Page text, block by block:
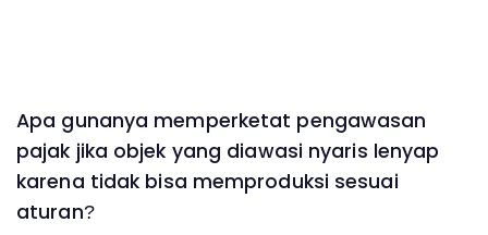
Apa gunanya memperketat pengawasan
pajak jika objek yang diawasi nyaris lenyap
karena tidak bisa memproduksi sesuai
aturan?